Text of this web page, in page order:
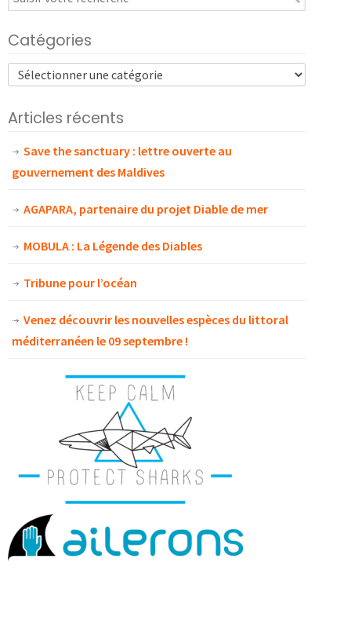
Catégories
Articles récents
Save the sanctuary : lettre ouverte au
gouvernement des Maldives
AGAPARA, partenaire du projet Diable de mer
MOBULA : La Légende des Diables
Tribune pour l’océan
Venez découvrir les nouvelles espèces du littoral
méditerranéen le 09 septembre !